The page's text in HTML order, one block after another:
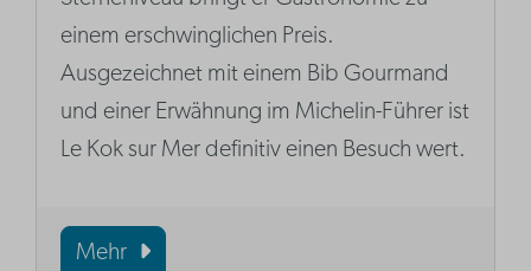
einem erschwinglichen Preis.
Ausgezeichnet mit einem Bib Gourmand
und einer Erwähnung im Michelin-Führer ist
Le Kok sur Mer definitiv einen Besuch wert.
Mehr